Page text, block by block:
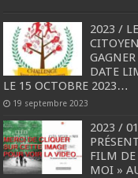
2023 /
DATE
LE 15 OCTOBRE 2023…
19 septembre 2023
2023 /
FILM DE
MOI »